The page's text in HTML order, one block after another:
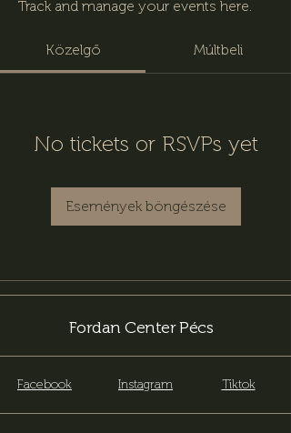
Track and manage your events here.
Közelgő Múltbeli
No tickets or RSVPs yet
Események böngészése
Fordan Center Pécs
Facebook Instagram Tiktok